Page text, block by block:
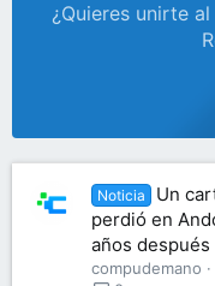
¿Quieres unirte
Noticia
Un
perdió en
años después
compudemano